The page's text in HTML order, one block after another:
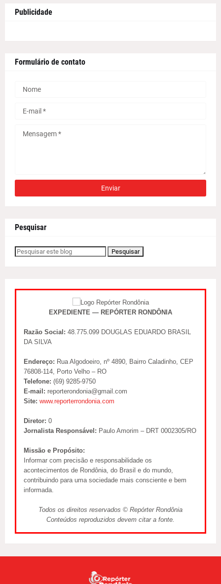
Publicidade
Formulário de contato
Pesquisar
EXPEDIENTE — REPÓRTER RONDÔNIA
Razão Social: 48.775.099 DOUGLAS EDUARDO BRASIL
DA SILVA
Endereço: Rua Algodoeiro, nº 4890, Bairro Caladinho, CEP
76808-114, Porto Velho – RO
Telefone: (69) 9285-9750
E-mail: reporterondonia@gmail.com
Site: www.reporterrondonia.com
Diretor: 0
Jornalista Responsável: Paulo Amorim – DRT 0002305/RO
Missão e Propósito:
Informar com precisão e responsabilidade os
acontecimentos de Rondônia, do Brasil e do mundo,
contribuindo para uma sociedade mais consciente e bem
informada.
Todos os direitos reservados © Repórter Rondônia
Conteúdos reproduzidos devem citar a fonte.